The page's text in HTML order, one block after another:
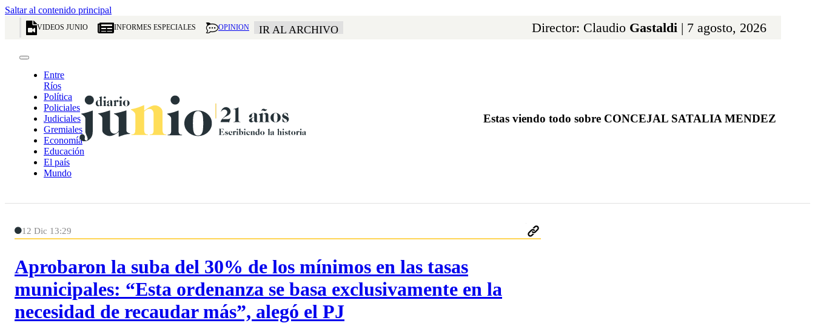
Saltar al contenido principal
VIDEOS JUNIO INFORMES ESPECIALES OPINION IR AL ARCHIVO Director: Claudio Gastaldi | 7 agosto, 2026
Entre
Ríos
Política
Policiales
Judiciales
Gremiales
Economía
Educación
El país
Mundo
Estas viendo todo sobre CONCEJAL SATALIA MENDEZ
12 Dic 13:29
Aprobaron la suba del 30% de los mínimos en las tasas
municipales: “Esta ordenanza se basa exclusivamente en la
necesidad de recaudar más”, alegó el PJ